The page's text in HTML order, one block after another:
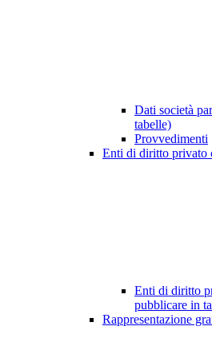
Dati società
tabelle)
Provvedimenti
Enti di diritto privato
Enti di diritto
pubblicare in
Rappresentazione